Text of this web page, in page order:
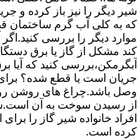
شیر دیگر را نیز باز کرده و
که به کلی آب گرم ساختمان
موارد دیگر را بررسی
کند مشکل از گاز یا برق
آبگرمکن،بررسی کنید که آیا
جریان است یا قطع شده؟
وصل باشد.چراغ های روشن
از رسیدن سوخت به آن
افراد خانواده شیر گاز را
کرده است.